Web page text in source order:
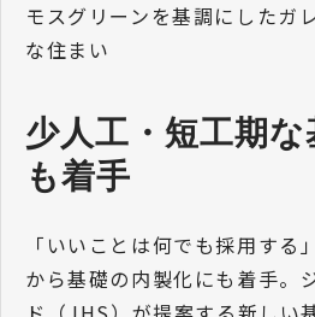
モスグリーンを基調にしたガ
な住まい
少人工・短工期な
も着手
「いいことは何でも採用する
から基礎の内製化にも着手。